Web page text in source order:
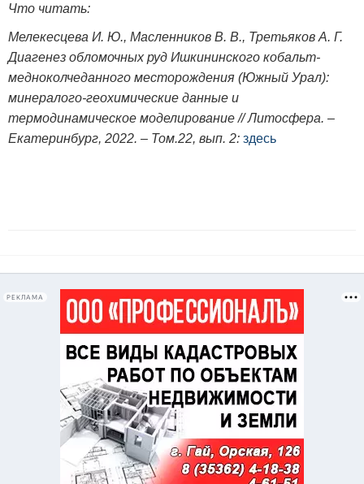
Что читать:
Мелекесцева И. Ю., Масленников В. В., Третьяков А. Г.
Диагенез обломочных руд Ишкининского кобальт-
медноколчеданного месторождения (Южный Урал):
минералого-геохимические данные и
термодинамическое моделирование // Литосфера. –
Екатеринбург, 2022. – Том.22, вып. 2: здесь
РЕКЛАМА